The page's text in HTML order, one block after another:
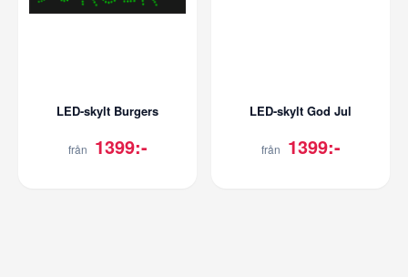
LED-skylt Burgers
från 1399:-
LED-skylt God Jul
från 1399:-